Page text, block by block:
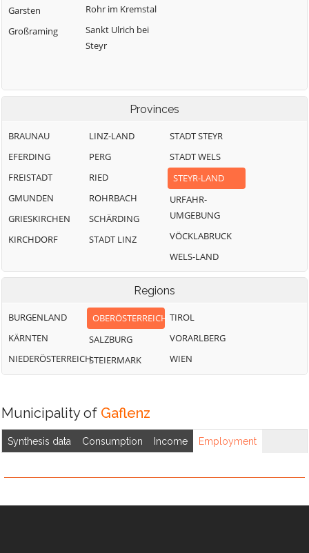
Garsten
Großraming
Rohr im Kremstal
Sankt Ulrich bei
Steyr
Provinces
BRAUNAU
EFERDING
FREISTADT
GMUNDEN
GRIESKIRCHEN
KIRCHDORF
LINZ-LAND
PERG
RIED
ROHRBACH
SCHÄRDING
STADT LINZ
STADT STEYR
STADT WELS
STEYR-LAND
URFAHR-
UMGEBUNG
VÖCKLABRUCK
WELS-LAND
Regions
BURGENLAND
KÄRNTEN
NIEDERÖSTERREICH
OBERÖSTERREICH
SALZBURG
STEIERMARK
TIROL
VORARLBERG
WIEN
Municipality of Gaflenz
Synthesis data Consumption Income Employment